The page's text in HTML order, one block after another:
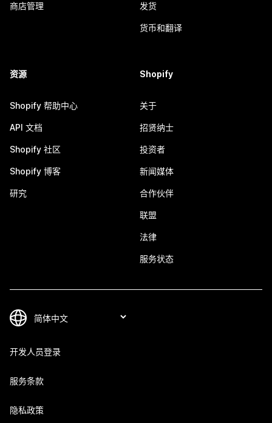
商店管理 发货
货币和翻译
资源
Shopify 帮助中心
API 文档
Shopify 社区
Shopify 博客
研究
Shopify
关于
招贤纳士
投资者
新闻媒体
合作伙伴
联盟
法律
服务状态
开发人员登录
服务条款
隐私政策